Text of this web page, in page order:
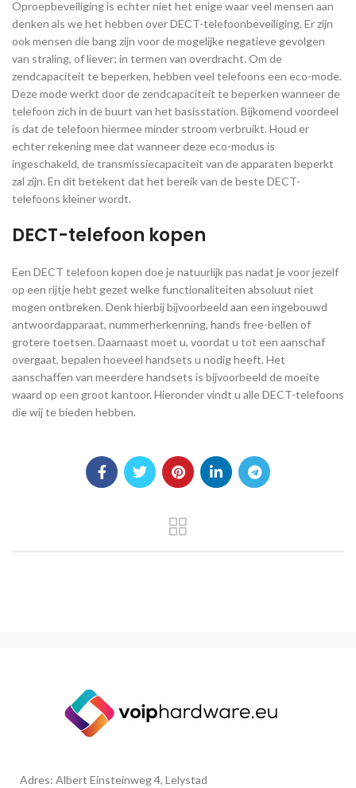
Oproepbeveiliging is echter niet het enige waar veel mensen aan
denken als we het hebben over DECT-telefoonbeveiliging. Er zijn
ook mensen die bang zijn voor de mogelijke negatieve gevolgen
van straling, of liever; in termen van overdracht. Om de
zendcapaciteit te beperken, hebben veel telefoons een eco-mode.
Deze mode werkt door de zendcapaciteit te beperken wanneer de
telefoon zich in de buurt van het basisstation. Bijkomend voordeel
is dat de telefoon hiermee minder stroom verbruikt. Houd er
echter rekening mee dat wanneer deze eco-modus is
ingeschakeld, de transmissiecapaciteit van de apparaten beperkt
zal zijn. En dit betekent dat het bereik van de beste DECT-
telefoons kleiner wordt.
DECT-telefoon kopen
Een DECT telefoon kopen doe je natuurlijk pas nadat je voor jezelf
op een rijtje hebt gezet welke functionaliteiten absoluut niet
mogen ontbreken. Denk hierbij bijvoorbeeld aan een ingebouwd
antwoordapparaat, nummerherkenning, hands free-bellen of
grotere toetsen. Daarnaast moet u, voordat u tot een aanschaf
overgaat, bepalen hoeveel handsets u nodig heeft. Het
aanschaffen van meerdere handsets is bijvoorbeeld de moeite
waard op een groot kantoor. Hieronder vindt u alle DECT-telefoons
die wij te bieden hebben.
Adres: Albert Einsteinweg 4, Lelystad